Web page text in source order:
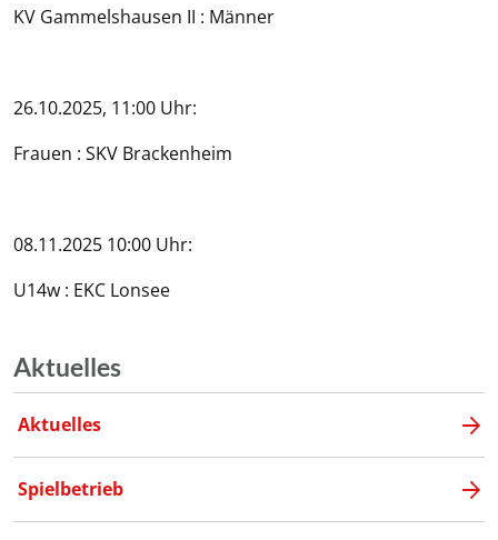
KV Gammelshausen II : Männer
26.10.2025, 11:00 Uhr:
Frauen : SKV Brackenheim
08.11.2025 10:00 Uhr:
U14w : EKC Lonsee
Aktuelles
Aktuelles
Spielbetrieb